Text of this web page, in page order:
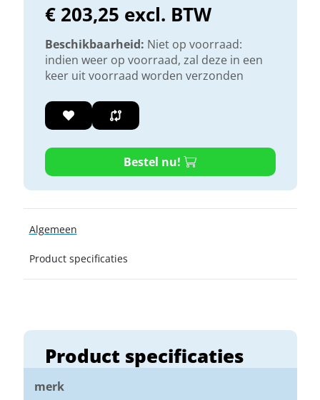
Product specificaties
merk
€ 203,25 excl. BTW
Beschikbaarheid: Niet op voorraad:
indien weer op voorraad, zal deze in een
keer uit voorraad worden verzonden
Bestel nu!
Algemeen
Product specificaties